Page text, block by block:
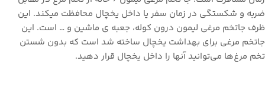
ضربه و شکستگی در زمان سفر یا داخل یخچال محافظت میکند. این
ظرف جاتخم مرغی لیمون درون کوله، جعبه ی ماشین و … است. این
جاتخم مرغی برای بهداشت یخچال ساخته شد است که بدون شستن
تخم مرغ‌ها می‌توانید آنها را داخل یخچال قرار دهید.